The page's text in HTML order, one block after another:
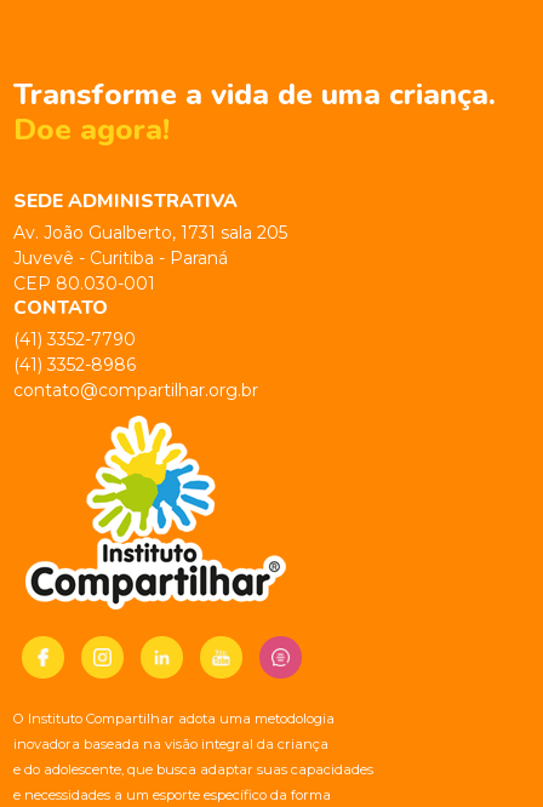
Transforme a vida de uma criança.
Doe agora!
SEDE ADMINISTRATIVA
Av. João Gualberto, 1731 sala 205
Juvevê - Curitiba - Paraná
CEP 80.030-001
CONTATO
(41) 3352-7790
(41) 3352-8986
contato@compartilhar.org.br
O Instituto Compartilhar adota uma metodologia
inovadora baseada na visão integral da criança
e do adolescente, que busca adaptar suas capacidades
e necessidades a um esporte específico da forma